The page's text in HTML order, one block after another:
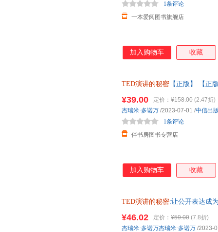
一本爱阅图书旗舰店
1条评论
加入购物车 收藏
TED演讲的秘密 【正版】 【正
¥39.00 定价： ¥158.00 (2.47折)
伴书房图书专营店
1条评论
杰瑞米·多诺万 /2023-07-01 /中信出
加入购物车 收藏
TED演讲的秘密:让公开表达成
¥46.02 定价： ¥59.00 (7.8折)
杰瑞米·多诺万杰瑞米·多诺万 /2023-